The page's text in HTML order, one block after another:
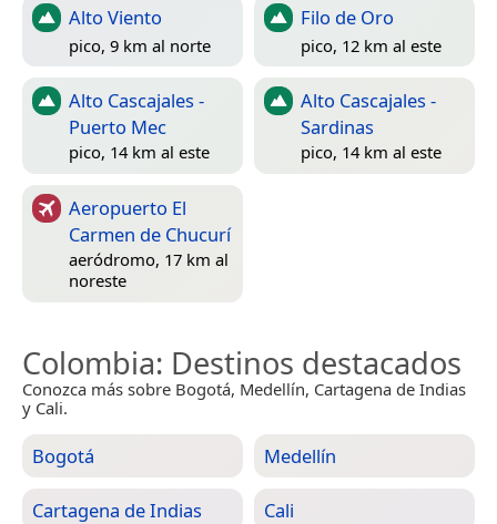
Alto Viento
pico, 9 km al norte
Filo de Oro
pico, 12 km al este
Alto Cascajales -
Puerto Mec
pico, 14 km al este
Alto Cascajales -
Sardinas
pico, 14 km al este
Aeropuerto El
Carmen de Chucurí
aeródromo, 17 km al
noreste
Colombia: Destinos destacados
Conozca más sobre Bogotá, Medellín, Cartagena de Indias
y Cali.
Bogotá Medellín
Cartagena de Indias Cali